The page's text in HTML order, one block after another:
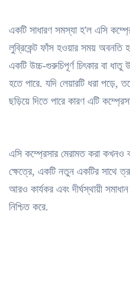
একটি সাধারণ সমস্যা হ'ল এসি
লুব্রিকেন্ট ফাঁস হওয়ার সময় অবনতি
একটি উচ্চ-গুরুচিপূর্ণ চিৎকার বা
হতে পারে. যদি লেয়ারটি ধরা পড়ে,
ছড়িয়ে দিতে পারে কারণ এটি
এসি কম্প্রেসার মেরামত করা
ক্ষেত্রে, একটি নতুন একটির সাথে
আরও কার্যকর এবং দীর্ঘস্থায়ী
নিশ্চিত করে.